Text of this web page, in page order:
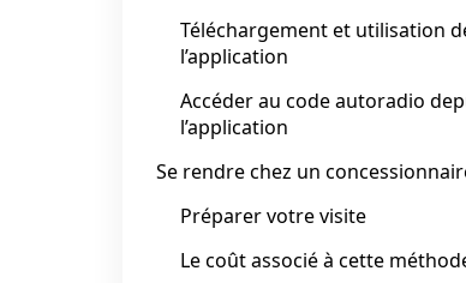
Téléchargement et utilisation
l’application
Accéder au code autoradio
l’application
Se rendre chez un
Préparer votre visite
Le coût associé à cette